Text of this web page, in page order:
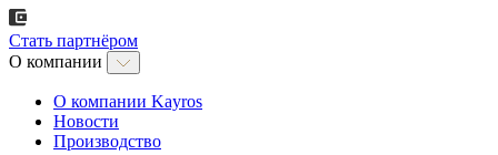
Стать партнёром
О компании
О компании Kayros
Новости
Производство